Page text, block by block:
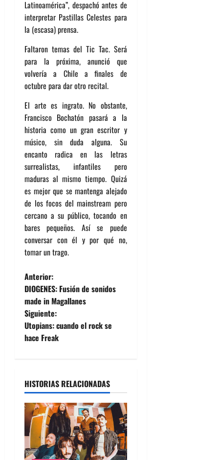
Latinoamérica”, despachó antes de
interpretar Pastillas Celestes para
la (escasa) prensa.
Faltaron temas del Tic Tac. Será
para la próxima, anunció que
volvería a Chile a finales de
octubre para dar otro recital.
El arte es ingrato. No obstante,
Francisco Bochatón pasará a la
historia como un gran escritor y
músico, sin duda alguna. Su
encanto radica en las letras
surrealistas, infantiles pero
maduras al mismo tiempo. Quizá
es mejor que se mantenga alejado
de los focos del mainstream pero
cercano a su público, tocando en
bares pequeños. Así se puede
conversar con él y por qué no,
tomar un trago.
N
a
v
e
a
c
i
ó
Anterior:
DIOGENES: Fusión de sonidos
made in Magallanes
Siguiente:
Utopians: cuando el rock se
hace Freak
HISTORIAS RELACIONADAS